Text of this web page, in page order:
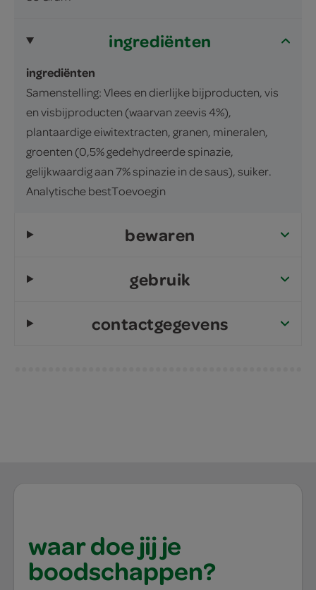
ingrediënten
ingrediënten
Samenstelling: Vlees en dierlijke bijproducten, vis
en visbijproducten (waarvan zeevis 4%),
plantaardige eiwitextracten, granen, mineralen,
groenten (0,5% gedehydreerde spinazie,
gelijkwaardig aan 7% spinazie in de saus), suiker.
Analytische bestToevoegin
bewaren
gebruik
contactgegevens
waar doe jij je
boodschappen?